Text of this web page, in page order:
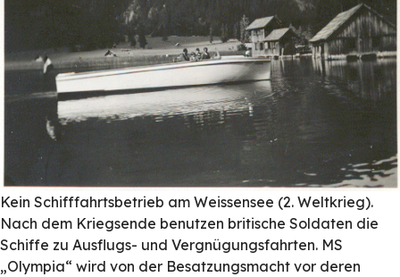
Kein Schifffahrtsbetrieb am Weissensee (2. Weltkrieg).
Nach dem Kriegsende benutzen britische Soldaten die
Schiffe zu Ausflugs- und Vergnügungsfahrten. MS
„Olympia“ wird von der Besatzungsmacht vor deren